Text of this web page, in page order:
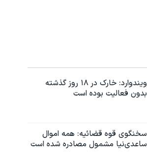
ویندوارد: خارک در ۱۸ روز گذشته
بدون فعالیت بوده است
سخنگوی قوه قضائیه: همه اموال
ساعدی‌نیا مشمول مصادره شده است